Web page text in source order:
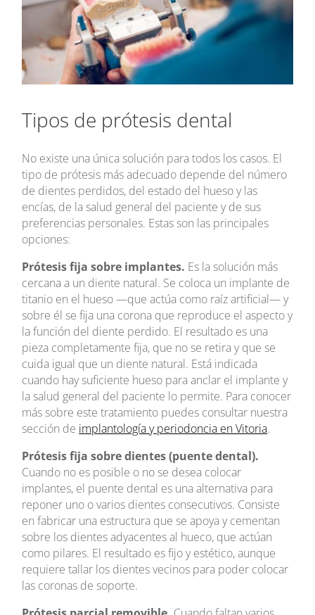
Tipos de prótesis dental
No existe una única solución para todos los casos. El
tipo de prótesis más adecuado depende del número
de dientes perdidos, del estado del hueso y las
encías, de la salud general del paciente y de sus
preferencias personales. Estas son las principales
opciones:
Prótesis fija sobre implantes. Es la solución más
cercana a un diente natural. Se coloca un implante de
titanio en el hueso —que actúa como raíz artificial— y
sobre él se fija una corona que reproduce el aspecto y
la función del diente perdido. El resultado es una
pieza completamente fija, que no se retira y que se
cuida igual que un diente natural. Está indicada
cuando hay suficiente hueso para anclar el implante y
la salud general del paciente lo permite. Para conocer
más sobre este tratamiento puedes consultar nuestra
sección de implantología y periodoncia en Vitoria.
Prótesis fija sobre dientes (puente dental).
Cuando no es posible o no se desea colocar
implantes, el puente dental es una alternativa para
reponer uno o varios dientes consecutivos. Consiste
en fabricar una estructura que se apoya y cementan
sobre los dientes adyacentes al hueco, que actúan
como pilares. El resultado es fijo y estético, aunque
requiere tallar los dientes vecinos para poder colocar
las coronas de soporte.